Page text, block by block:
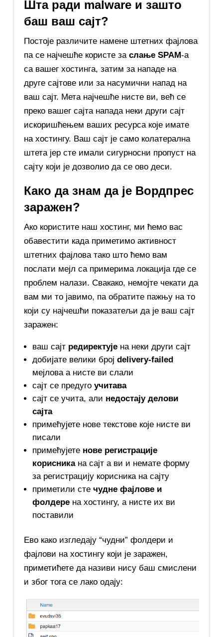
Шта ради malware и зашто
баш ваш сајт?
Постоје различите намене штетних фајлова
па се најчешће користе заслање SPAM-а
са вашег хостинга, затим за нападе на
друге сајтове или за насумични напад на
ваш сајт. Мета најчешће нисте ви, већ се
преко вашег сајта напада неки други сајт
искоришћењем ваших ресурса које имате
на хостингу. Ваш сајт је само колатерална
штета јер сте имали сигурносни пропуст на
сајту који је дозволио да се ово деси.
Како да знам да је Вордпрес
заражен?
Ако користите наш хостинг, ми ћемо вас
обавестити када приметимо активност
штетних фајлова тако што ћемо вам
послати мејл са примерима локација где се
проблем налази. Свакако, немојте чекати да
вам ми то јавимо, па обратите пажњу на то
који су најчешћи показатељи да је ваш сајт
заражен:
ваш сајт редиректује на неки други сајт
добијате велики бројdelivery-failed
мејлова а нисте ви слали
сајт се предугоучитава
сајт се учита, али недостају делови
сајта
примећујете нове текстове које нисте ви
писали
примећујете нове регистрације
корисникана сајт а ви и немате форму
за регистрацију корисника на сајту
приметили стечудне фајлове и
фолдере на хостингу, а нисте их ви
поставили
Ево како изгледају “чудни” фолдери и
фајлови на хостингу који је заражен,
приметићете да називи нису баш смислени
и због тога се лако одају: